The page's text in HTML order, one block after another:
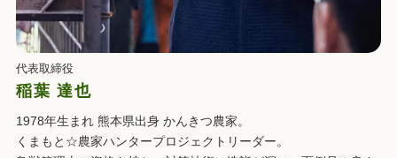
代表取締役
稲葉 達也
1978年生まれ 熊本県出身 かんきつ農家。
くまもと☆農家ハンタープロジェクトリーダー。